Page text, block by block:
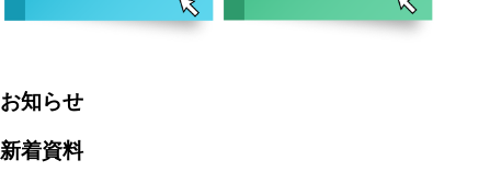
お知らせ
新着資料